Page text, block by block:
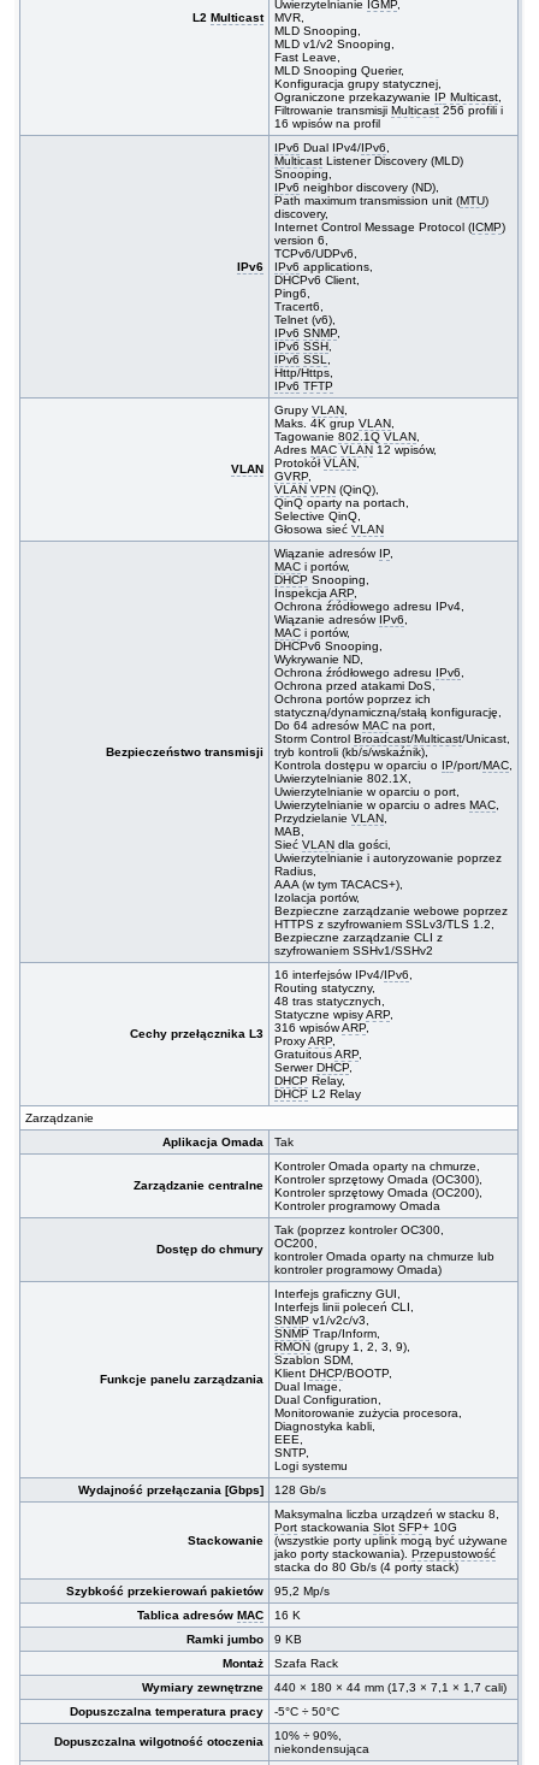
L2Multicast
Uwierzytelnianie IGMP,
MVR,
MLD Snooping,
MLD v1/v2 Snooping,
Fast Leave,
MLD Snooping Querier,
Konfiguracja grupy statycznej,
Ograniczone przekazywanie IP Multicast,
Filtrowanie transmisjiMulticast 256 profili i
16 wpisów na profil
IPv6
IPv6 Dual IPv4/IPv6,
Multicast Listener Discovery (MLD)
Snooping,
IPv6 neighbor discovery (ND),
Path maximum transmission unit (MTU)
discovery,
Internet Control Message Protocol (ICMP)
version 6,
TCPv6/UDPv6,
IPv6 applications,
DHCPv6 Client,
Ping6,
Tracert6,
Telnet (v6),
IPv6 SNMP,
IPv6 SSH,
IPv6 SSL,
Http/Https,
IPv6 TFTP
VLAN
GrupyVLAN,
Maks. 4K grupVLAN,
Tagowanie802.1Q VLAN,
AdresMAC VLAN 12 wpisów,
ProtokółVLAN,
GVRP,
VLAN VPN (QinQ),
QinQ oparty na portach,
Selective QinQ,
Głosowa siećVLAN
Bezpieczeństwo transmisji
Wiązanie adresów IP,
MAC i portów,
DHCP Snooping,
InspekcjaARP,
Ochrona źródłowego adresu IPv4,
Wiązanie adresów IPv6,
MAC i portów,
DHCPv6 Snooping,
Wykrywanie ND,
Ochrona źródłowego adresu IPv6,
Ochrona przed atakami DoS,
Ochrona portów poprzez ich
statyczną/dynamiczną/stałą konfigurację,
Do 64 adresówMAC na port,
Storm ControlBroadcast/Multicast/Unicast,
tryb kontroli (kb/s/wskaźnik),
Kontrola dostępu w oparciu o IP/port/MAC,
Uwierzytelnianie 802.1X,
Uwierzytelnianie w oparciu o port,
Uwierzytelnianie w oparciu o adresMAC,
PrzydzielanieVLAN,
MAB,
SiećVLAN dla gości,
Uwierzytelnianie i autoryzowanie poprzez
Radius,
AAA (w tym TACACS+),
Izolacja portów,
Bezpieczne zarządzanie webowe poprzez
HTTPS z szyfrowaniem SSLv3/TLS 1.2,
Bezpieczne zarządzanie CLI z
szyfrowaniem SSHv1/SSHv2
Cechy przełącznika L3
16 interfejsów IPv4/IPv6,
Routing statyczny,
48 tras statycznych,
Statyczne wpisyARP,
316 wpisówARP,
ProxyARP,
GratuitousARP,
SerwerDHCP,
DHCP Relay,
DHCP L2 Relay
Zarządzanie
Aplikacja Omada
Tak
Zarządzanie centralne
Kontroler Omada oparty na chmurze,
Kontroler sprzętowy Omada (OC300),
Kontroler sprzętowy Omada (OC200),
Kontroler programowy Omada
Dostęp do chmury
Tak (poprzez kontroler OC300,
OC200,
kontroler Omada oparty na chmurze lub
kontroler programowy Omada)
Funkcje panelu zarządzania
Interfejs graficzny GUI,
Interfejs linii poleceń CLI,
SNMP v1/v2c/v3,
SNMP Trap/Inform,
RMON (grupy 1, 2, 3, 9),
Szablon SDM,
KlientDHCP/BOOTP,
Dual Image,
Dual Configuration,
Monitorowanie zużycia procesora,
Diagnostyka kabli,
EEE,
SNTP,
Logi systemu
Wydajność przełączania [Gbps]
128 Gb/s
Stackowanie
Maksymalna liczba urządzeń w stacku 8,
Port stackowaniaSlot SFP+ 10G
(wszystkie porty uplink mogą być używane
jako porty stackowania).Przepustowość
stacka do 80 Gb/s (4 porty stack)
Szybkość przekierowań pakietów
95,2 Mp/s
Tablica adresówMAC
16 K
Ramki jumbo
9 KB
Montaż
Szafa Rack
Wymiary zewnętrzne
440 × 180 × 44 mm (17,3 × 7,1 × 1,7 cali)
Dopuszczalna temperatura pracy
-5°C ÷ 50°C
Dopuszczalna wilgotność otoczenia
10% ÷ 90%,
niekondensująca